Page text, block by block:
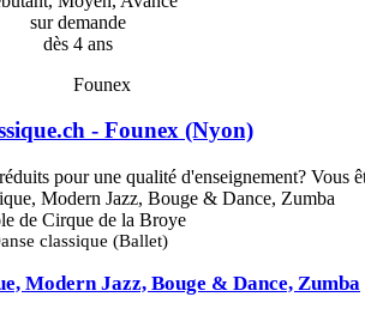
sur demande
dès 4 ans
Founex
- Founex (Nyon)
pour une qualité d'enseignement? Vous
de Cirque de la Broye
classique (Ballet)
Modern Jazz, Bouge & Dance, Zumba